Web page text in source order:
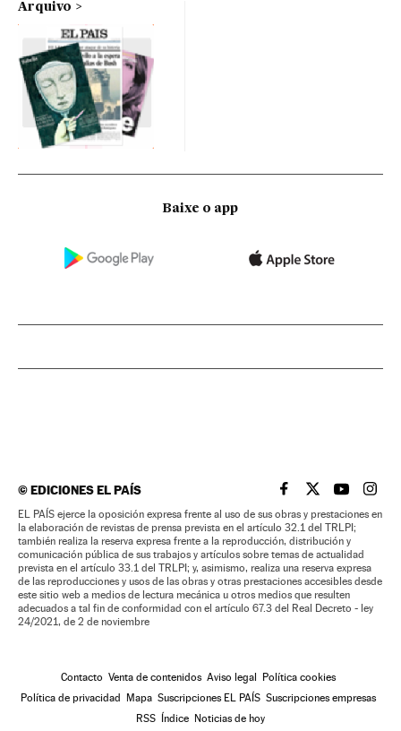
Arquivo
Baixe o app
©EDICIONES EL PAÍS EL PAÍS BRASIL EN
EL PAÍSEL PAÍS
EL
EL PAÍS ejerce la oposición expresa frente al uso de sus obras y prestaciones en
la elaboración de revistas de prensa prevista en el artículo 32.1 del TRLPI;
también realiza la reserva expresa frente a la reproducción, distribución y
comunicación pública de sus trabajos y artículos sobre temas de actualidad
prevista en el artículo 33.1 del TRLPI; y, asimismo, realiza una reserva expresa
de las reproducciones y usos de las obras y otras prestaciones accesibles desde
este sitio web a medios de lectura mecánica u otros medios que resulten
adecuados a tal fin de conformidad con el artículo 67.3 del Real Decreto - ley
24/2021, de 2 de noviembre
Contacto Venta de contenidos Aviso legal Política cookies
Política de privacidad Mapa Suscripciones EL PAÍS Suscripciones empresas
RSS Índice Noticias de hoy